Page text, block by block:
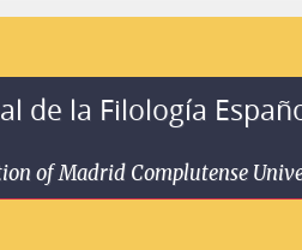
de la Filología
of Madrid Complutense